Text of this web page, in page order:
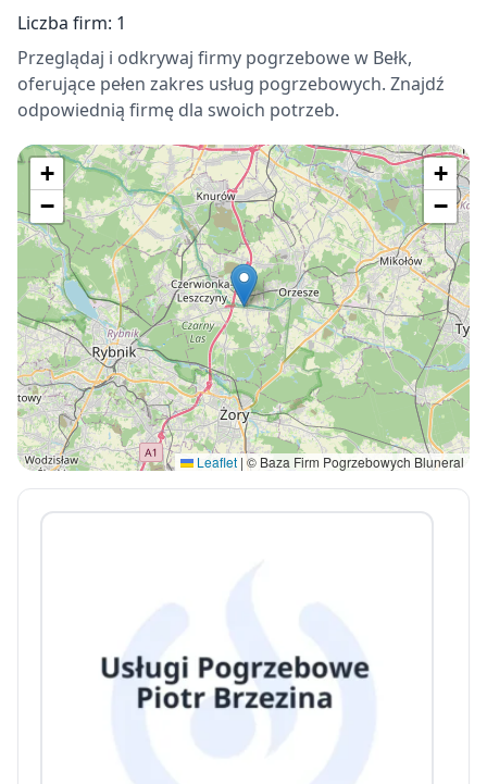
Liczba firm: 1
Przeglądaj i odkrywaj firmy pogrzebowe w Bełk,
oferujące pełen zakres usług pogrzebowych. Znajdź
odpowiednią firmę dla swoich potrzeb.
+
−
+
−
Leaflet | © Baza Firm Pogrzebowych Bluneral